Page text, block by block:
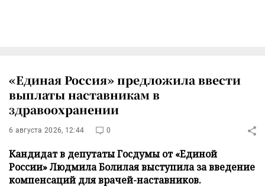
«Единая Россия» предложила ввести
выплаты наставникам в
здравоохранении
6 августа 2026, 12:44 0
Кандидат в депутаты Госдумы от «Единой
России» Людмила Болилая выступила за введение
компенсаций для врачей-наставников.